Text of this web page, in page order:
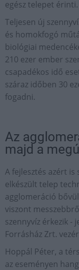
egész telepet érinti.
Teljesen új
és homokfogó
biológiai
210 ezer ember
csapadékos idő
száraz időben 30
fogadni.
Az
majd a
A fejlesztés azért
elkészült telep
agglomeráció
viszont
szennyvíz érkezik -
Forrásház Zrt.
Hoppál Péter, a
az eseményen